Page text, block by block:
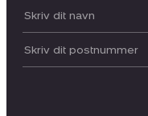
Dit navn:
Postnummer